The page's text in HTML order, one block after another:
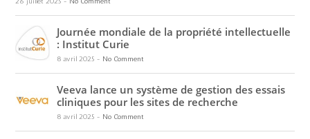
Journée mondiale de la propriété intellectuelle
: Institut Curie
8 avril 2025- No Comment
Veeva lance un système de gestion des essais
cliniques pour les sites de recherche
8 avril 2025- No Comment